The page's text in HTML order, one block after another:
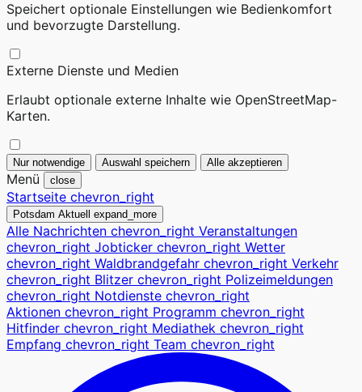
Speichert optionale Einstellungen wie Bedienkomfort
und bevorzugte Darstellung.
Externe Dienste und Medien
Erlaubt optionale externe Inhalte wie OpenStreetMap-
Karten.
Nur notwendige Auswahl speichern Alle akzeptieren
Menü close
Startseite chevron_right
Potsdam Aktuell expand_more
Alle Nachrichten chevron_right Veranstaltungen
chevron_right Jobticker chevron_right Wetter
chevron_right Waldbrandgefahr chevron_right Verkehr
chevron_right Blitzer chevron_right Polizeimeldungen
chevron_right Notdienste chevron_right
Aktionen chevron_right Programm chevron_right
Hitfinder chevron_right Mediathek chevron_right
Empfang chevron_right Team chevron_right